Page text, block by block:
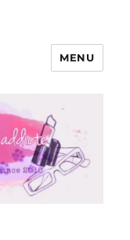
addicte
MENU